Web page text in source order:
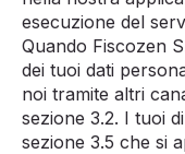
esecuzione del
Quando Fiscozen
dei tuoi dati
noi tramite altri
sezione 3.2. I tuoi
sezione 3.5 che si